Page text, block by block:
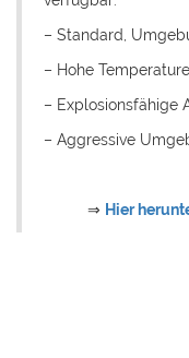
– Standard,
– Hohe
– Explosionsfähige
– Aggressive
⇒ Hier